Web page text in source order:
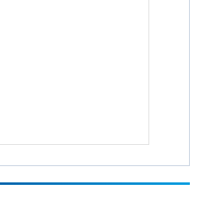
+ PORTEFEUILLE + LISTE